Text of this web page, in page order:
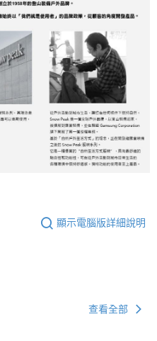
顯示電腦版詳細說明
查看全部